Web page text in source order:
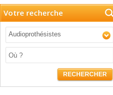
Votre recherche
Audioprothésistes
RECHERCHER